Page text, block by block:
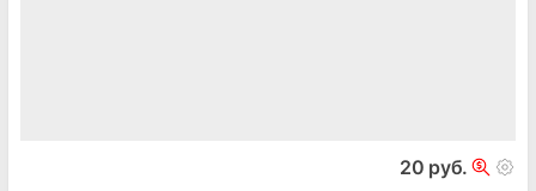
20 руб.